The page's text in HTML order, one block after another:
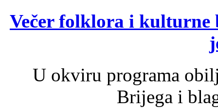
Večer folklora i kulturne
U okviru programa
Brijega i